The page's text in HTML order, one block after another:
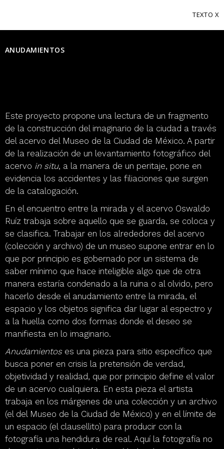
TEXTO
Vistas de la exposición, intervención en el estudio de Joaquín Clausell, Museo
de la Ciudad de México, abril 2013.
Vistas de la exposición, intervención en el estudio de Joaquín Clausell, Museo
de la Ciudad de México, abril 2013.
Vistas de la exposición, intervención en el estudio de Joaquín Clausell, Museo
de la Ciudad de México, abril 2013.
Vistas de la exposición, intervención en el estudio de Joaquín Clausell, Museo
de la Ciudad de México, abril 2013.
Vistas de la exposición, intervención en el estudio de Joaquín Clausell, Museo
de la Ciudad de México, abril 2013.
Vistas de la exposición, intervención en el estudio de Joaquín Clausell, Museo
de la Ciudad de México, abril 2013.
Vistas de la exposición, intervención en el estudio de Joaquín Clausell, Museo
de la Ciudad de México, abril 2013.
Vistas de la exposición, fotografías "Anudamientos" realizadas sobre el acervo
del museo, Museo de la Ciudad de México, abril 2013.
Vistas de la exposición, fotografías "Anudamientos" realizadas sobre el acervo
del museo, Museo de la Ciudad de México, abril 2013.
Vistas de la exposición, fotografías "Anudamientos" realizadas sobre el acervo
del museo, Museo de la Ciudad de México, abril 2013.
Vistas de la exposición, fotografías "Anudamientos" realizadas sobre el acervo
del museo, Museo de la Ciudad de México, abril 2013.
Vistas de la exposición, elementos del archivo del museo como intervención al
el estudio de Joaquín Clausell, Museo de la Ciudad de México, abril 2013.
Vistas de la exposición, elementos del archivo del museo como intervención al
el estudio de Joaquín Clausell, Museo de la Ciudad de México, abril 2013.
Libro de artista "Anudamientos".
Libro de artista "Anudamientos".
Libro de artista "Anudamientos".
Libro de artista "Anudamientos".
Libro de artista "Anudamientos".
Libro de artista "Anudamientos".
ANUDAMIENTOS
Este proyecto propone una lectura de un fragmento
de la construcción del imaginario de la ciudad a través
del acervo del Museo de la Ciudad de México. A partir
de la realización de un levantamiento fotográfico del
acervo in situ, a la manera de un peritaje, pone en
evidencia los accidentes y las filiaciones que surgen
de la catalogación.
En el encuentro entre la mirada y el acervo Oswaldo
Ruíz trabaja sobre aquello que se guarda, se coloca y
se clasifica. Trabajar en los alrededores del acervo
(colección y archivo) de un museo supone entrar en lo
que por principio es gobernado por un sistema de
saber mínimo que hace inteligible algo que de otra
manera estaría condenado a la ruina o al olvido, pero
hacerlo desde el anudamiento entre la mirada, el
espacio y los objetos significa dar lugar al espectro y
a la huella como dos formas donde el deseo se
manifiesta en lo imaginario.
Anudamientoses una pieza para sitio específico que
busca poner en crisis la pretensión de verdad,
objetividad y realidad, que por principio define el valor
de un acervo cualquiera. En esta pieza el artista
trabaja en los márgenes de una colección y un archivo
(el del Museo de la Ciudad de México) y en el límite de
un espacio (el clausellito) para producir con la
fotografía una hendidura de real. Aquí la fotografía no